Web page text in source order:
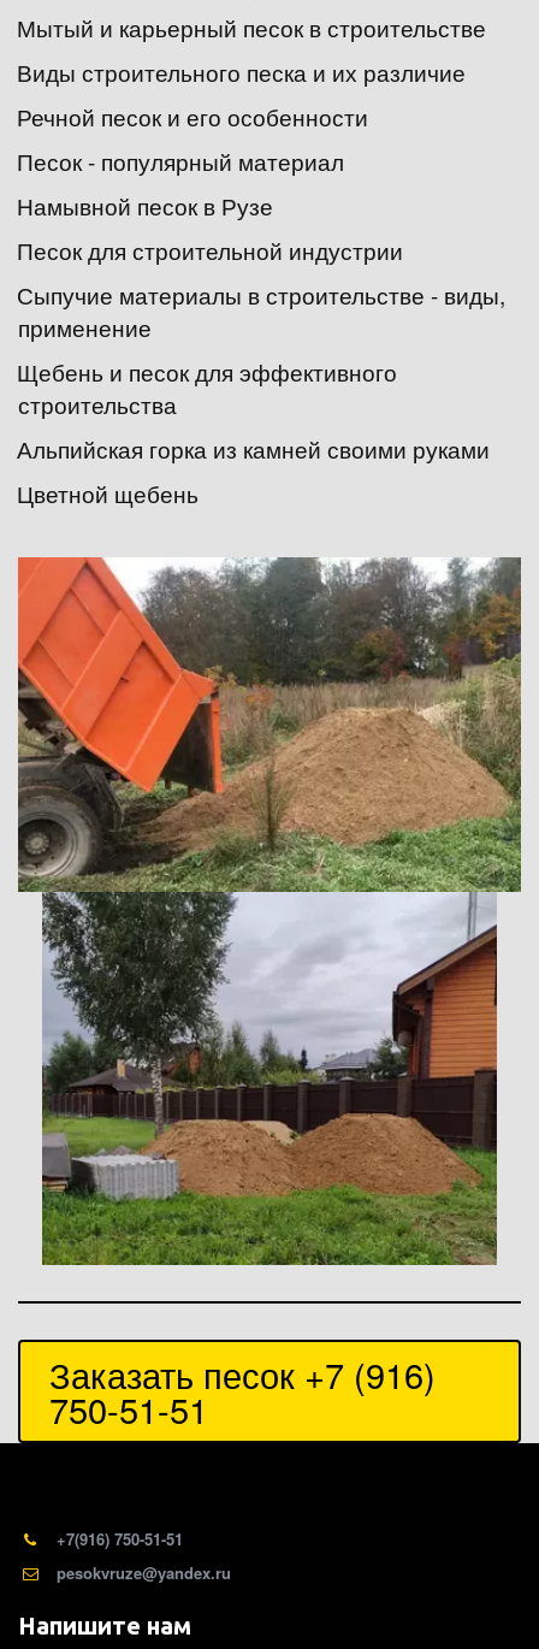
Мытый и карьерный песок в строительстве
Виды строительного песка и их различие
Речной песок и его особенности
Песок - популярный материал
Намывной песок в Рузе
Песок для строительной индустрии
Сыпучие материалы в строительстве - виды,
применение
Щебень и песок для эффективного
строительства
Альпийская горка из камней своими руками
Цветной щебень
Заказать песок +7 (916)
750-51-51
+7(916) 750-51-51
pesokvruze@yandex.ru
Напишите нам